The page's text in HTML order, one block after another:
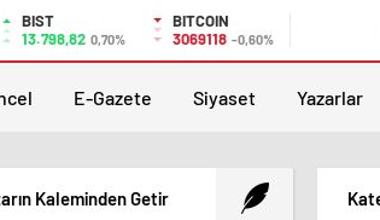
BIST
13.798,82 0,70%
BITCOIN
3069118 -0,60%
E-Gazete Siyaset Yazarlar
Kaleminden Getir